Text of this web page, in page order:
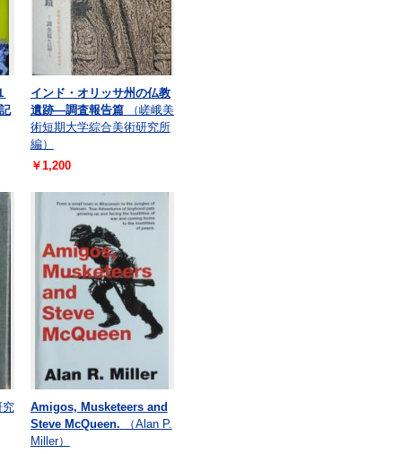
インド・オリッサ州の仏教
遺跡―調査報告篇
（嵯峨美
術短期大学綜合美術研究所
編）
￥1,200
究
Amigos, Musketeers and
Steve McQueen.
（Alan P.
Miller）